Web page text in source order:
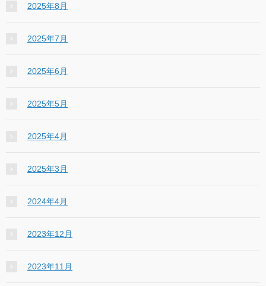
2025年8月
2025年7月
2025年6月
2025年5月
2025年4月
2025年3月
2024年4月
2023年12月
2023年11月